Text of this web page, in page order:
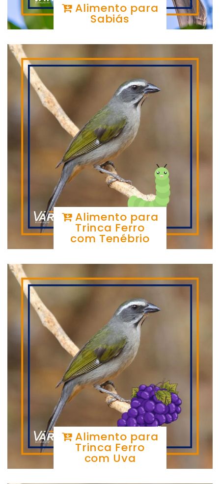
Alimento para
Sabiás
Alimento para
Trinca Ferro
com Tenébrio
Alimento para
Trinca Ferro
com Uva